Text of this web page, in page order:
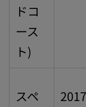
ドコ
ース
ト)
スペ